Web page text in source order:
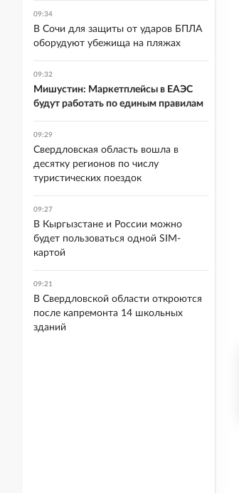
09:34
В Сочи для защиты от ударов БПЛА
оборудуют убежища на пляжах
09:32
Мишустин: Маркетплейсы в ЕАЭС
будут работать по единым правилам
09:29
Свердловская область вошла в
десятку регионов по числу
туристических поездок
09:27
В Кыргызстане и России можно
будет пользоваться одной SIM-
картой
09:21
В Свердловской области откроются
после капремонта 14 школьных
зданий